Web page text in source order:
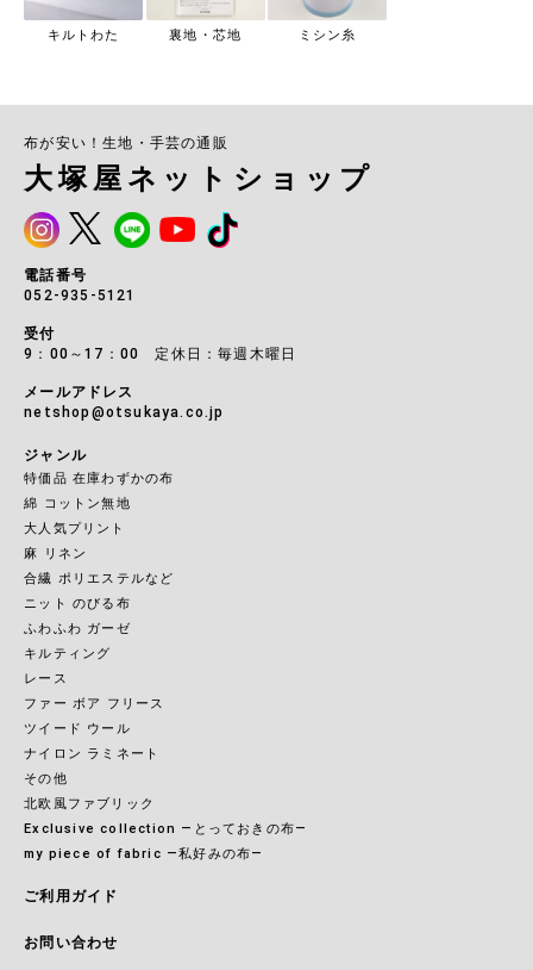
キルトわた 裏地・芯地 ミシン糸
布が安い！生地・手芸の通販
大塚屋ネットショップ
電話番号
052-935-5121
受付
9：00～17：00 定休日：毎週木曜日
メールアドレス
netshop@otsukaya.co.jp
ジャンル
特価品 在庫わずかの布
綿 コットン無地
大人気プリント
麻 リネン
合繊 ポリエステルなど
ニット のびる布
ふわふわ ガーゼ
キルティング
レース
ファー ボア フリース
ツイード ウール
ナイロン ラミネート
その他
北欧風ファブリック
Exclusive collection ―とっておきの布―
my piece of fabric ―私好みの布―
ご利用ガイド
お問い合わせ